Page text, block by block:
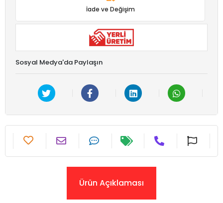
İade ve Değişim
Sosyal Medya'da Paylaşın
Ürün Açıklaması